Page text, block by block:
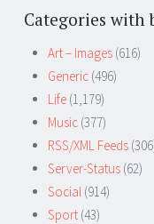
Categories with
Art – Images (616)
Generic (496)
Life (1,179)
Music (377)
RSS/XML Feeds
Server-Status (62)
Social (914)
Sport (43)